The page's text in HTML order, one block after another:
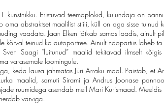
Eristuvad teemaplokid, kujundaja on
abstraktset maalilist stiili, küll on aga sisse tulnud
vaadata. Jaan Elken jätkab samas laadis, ainult
kõrval teinud ka autoportree. Ainult näopartiis läheb ta
Saagi “luitunud” maalid tekitavad ilmselt
varasemale loomingule.
keda lausa jahmatas Jüri Arraku maal. Paistab, et
maalid, samuti Sirami ja Andrus Joonase
ruumidega asendab meil Mari Kurismaad. Meeldis
värviga.